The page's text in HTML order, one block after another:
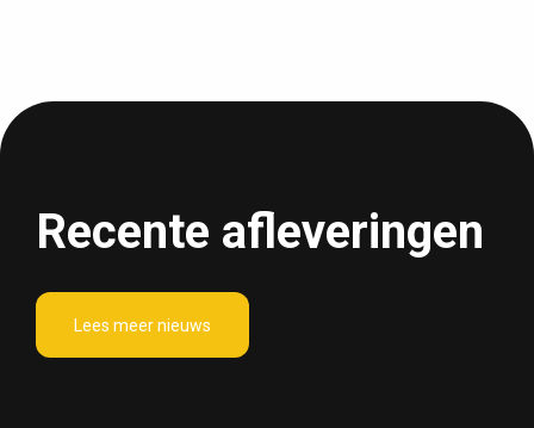
Recente afleveringen
Lees meer nieuws